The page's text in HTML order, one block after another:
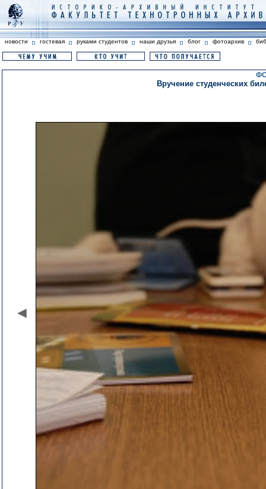
новости гостевая руками студентов наши друзья блог фотоархив
Вручение студенческих